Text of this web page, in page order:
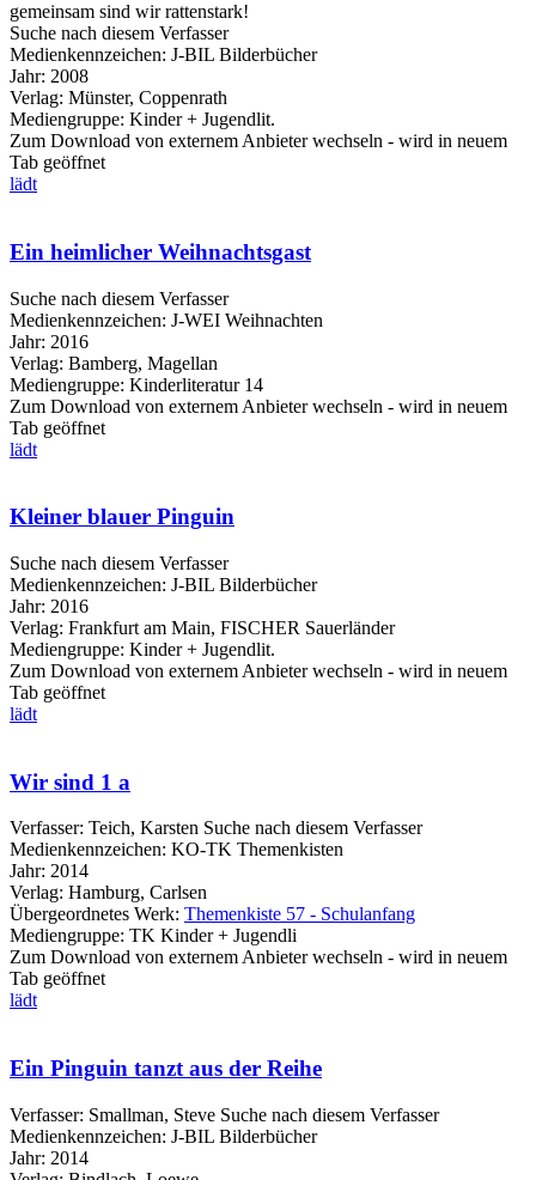
gemeinsam sind wir rattenstark!
Suche nach diesem Verfasser
Medienkennzeichen: J-BIL Bilderbücher
Jahr: 2008
Verlag: Münster, Coppenrath
Mediengruppe: Kinder + Jugendlit.
Zum Download von externem Anbieter wechseln - wird in neuem
Tab geöffnet
lädt
Ein heimlicher Weihnachtsgast
Suche nach diesem Verfasser
Medienkennzeichen: J-WEI Weihnachten
Jahr: 2016
Verlag: Bamberg, Magellan
Mediengruppe: Kinderliteratur 14
Zum Download von externem Anbieter wechseln - wird in neuem
Tab geöffnet
lädt
Kleiner blauer Pinguin
Suche nach diesem Verfasser
Medienkennzeichen: J-BIL Bilderbücher
Jahr: 2016
Verlag: Frankfurt am Main, FISCHER Sauerländer
Mediengruppe: Kinder + Jugendlit.
Zum Download von externem Anbieter wechseln - wird in neuem
Tab geöffnet
lädt
Wir sind 1 a
Verfasser: Teich, Karsten Suche nach diesem Verfasser
Medienkennzeichen: KO-TK Themenkisten
Jahr: 2014
Verlag: Hamburg, Carlsen
Übergeordnetes Werk: Themenkiste 57 - Schulanfang
Mediengruppe: TK Kinder + Jugendli
Zum Download von externem Anbieter wechseln - wird in neuem
Tab geöffnet
lädt
Ein Pinguin tanzt aus der Reihe
Verfasser: Smallman, Steve Suche nach diesem Verfasser
Medienkennzeichen: J-BIL Bilderbücher
Jahr: 2014